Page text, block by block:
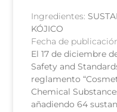
Ingredientes:
KÓJICO
Fecha de
El 17 de diciembre
Safety and
reglamento
Chemical
añadiendo 64